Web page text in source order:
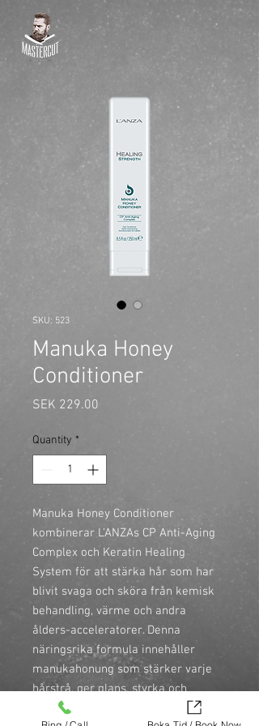
SKU: 523
Manuka Honey
Conditioner
SEK 229.00
Quantity *
Manuka Honey Conditioner
kombinerar L’ANZAs CP Anti-Aging
Complex och Keratin Healing
System för att stärka hår som har
blivit svaga och sköra från kemisk
behandling, värme och andra
ålders-acceleratorer. Denna
näringsrika formula innehåller
manukahonung som stärker varje
hårstrå, ger glans, styrka och
elasticitet.